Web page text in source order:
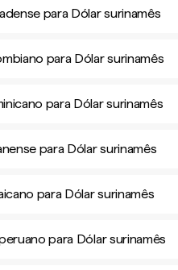
para Dólar surinamês
para Dólar surinamês
para Dólar surinamês
para Dólar surinamês
para Dólar surinamês
para Dólar surinamês